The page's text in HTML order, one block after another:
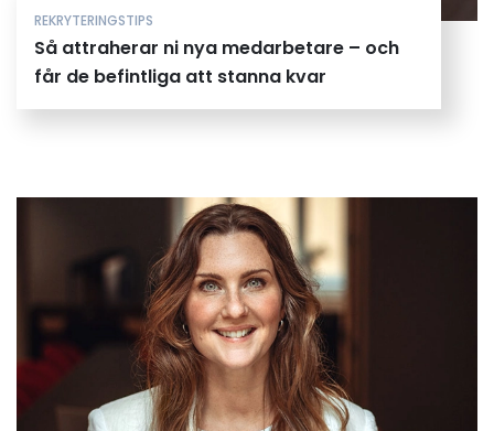
REKRYTERINGSTIPS
Så attraherar ni nya medarbetare – och
får de befintliga att stanna kvar